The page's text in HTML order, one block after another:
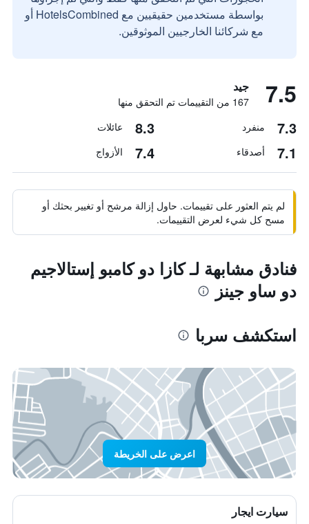
بواسطة مستخدمين حقيقيين مع HotelsCombined أو
مع شركائنا الخارجيين الموثوقين.
7.5 جيد
167 من التقييمات تم التحقق منها
7.3 منفرد 8.3 عائلات
7.1 أصدقاء 7.4 الأزواج
لم يتم العثور على تقييمات. حاول إزالة مرشح أو تغيير بحثك أو
مسح كل شيء لعرض التقييمات.
فنادق مشابهة لـ كازا دو كامبو إستالاجيم
دو ساو جينز
استكشف سربا
اعرض على الخريطة
سيارت ايجار